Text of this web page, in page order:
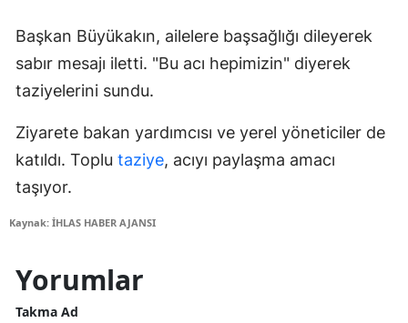
Başkan Büyükakın, ailelere başsağlığı dileyerek
sabır mesajı iletti. "Bu acı hepimizin" diyerek
taziyelerini sundu.
Ziyarete bakan yardımcısı ve yerel yöneticiler de
katıldı. Toplu taziye, acıyı paylaşma amacı
taşıyor.
Kaynak: İHLAS HABER AJANSI
Yorumlar
Takma Ad